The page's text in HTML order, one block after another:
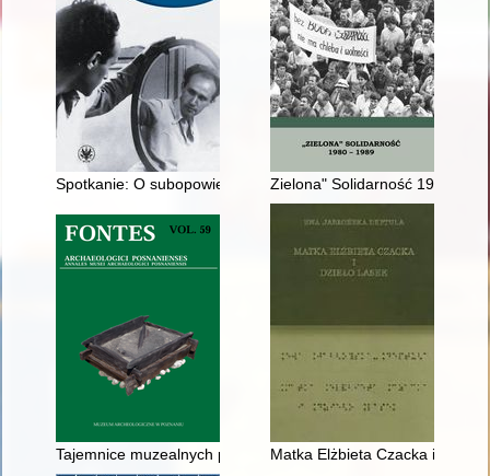
Spotkanie: O subopowieściach w prozie Leo Lipskiego
Zielona" Solidarność 1980-
Tajemnice muzealnych półek : materiały z badań Seweryna
Matka Elżbieta Czacka i dzieło